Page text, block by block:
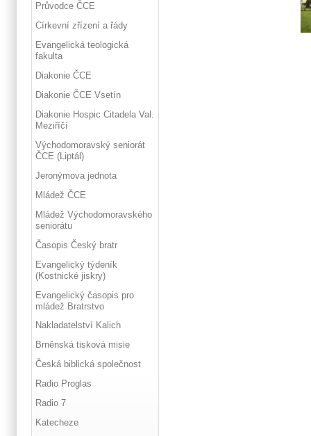
Průvodce ČCE
Církevní zřízení a řády
Evangelická teologická
fakulta
Diakonie ČCE
Diakonie ČCE Vsetín
Diakonie Hospic Citadela Val.
Meziříčí
Východomoravský seniorát
ČCE (Liptál)
Jeronýmova jednota
Mládež ČCE
Mládež Východomoravského
seniorátu
Časopis Český bratr
Evangelický týdeník
(Kostnické jiskry)
Evangelický časopis pro
mládež Bratrstvo
Nakladatelství Kalich
Brněnská tisková misie
Česká biblická společnost
Radio Proglas
Radio 7
Katecheze